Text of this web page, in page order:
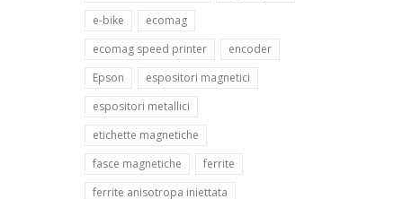
e-bike
ecomag
ecomag speed printer
encoder
Epson
espositori magnetici
espositori metallici
etichette magnetiche
fasce magnetiche
ferrite
ferrite anisotropa iniettata